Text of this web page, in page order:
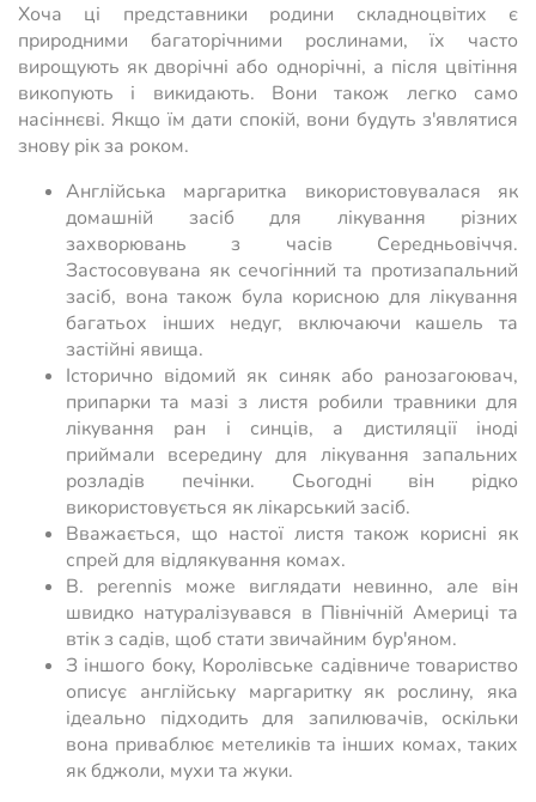
Хоча ці представники родини складноцвітих є
природними багаторічними рослинами, їх часто
вирощують як дворічні або однорічні, а після цвітіння
викопують і викидають. Вони також легко само
насіннєві. Якщо їм дати спокій, вони будуть з'являтися
знову рік за роком.
Англійська маргаритка використовувалася як
домашній засіб для лікування різних
захворювань з часів Середньовіччя.
Застосовувана як сечогінний та протизапальний
засіб, вона також була корисною для лікування
багатьох інших недуг, включаючи кашель та
застійні явища.
Історично відомий як синяк або ранозагоювач,
припарки та мазі з листя робили травники для
лікування ран і синців, а дистиляції іноді
приймали всередину для лікування запальних
розладів печінки. Сьогодні він рідко
використовується як лікарський засіб.
Вважається, що настої листя також корисні як
спрей для відлякування комах.
B. perennis може виглядати невинно, але він
швидко натуралізувався в Північній Америці та
втік з садів, щоб стати звичайним бур'яном.
З іншого боку, Королівське садівниче товариство
описує англійську маргаритку як рослину, яка
ідеально підходить для запилювачів, оскільки
вона приваблює метеликів та інших комах, таких
як бджоли, мухи та жуки.